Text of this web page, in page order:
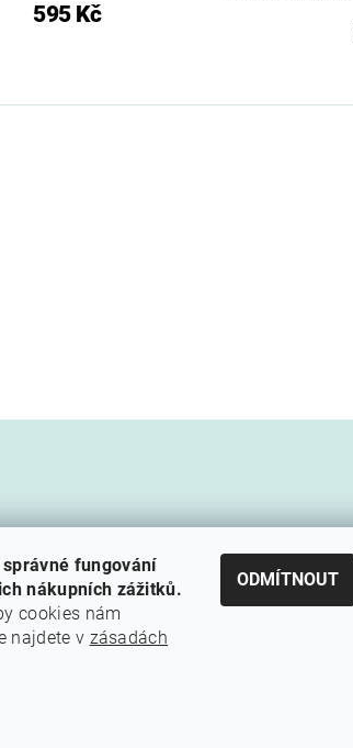
595 Kč
fungování
nákupních zážitků.
cookies nám
najdete v zásadách
ODMÍTNOUT